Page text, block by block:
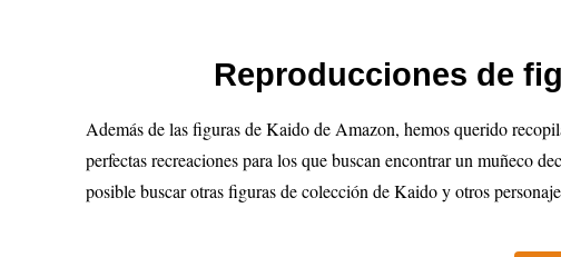
Reproducciones de
Además de las figuras de Kaido de Amazon, hemos querido
perfectas recreaciones para los que buscan encontrar un muñeco
posible buscar otras figuras de colección de Kaido y otros